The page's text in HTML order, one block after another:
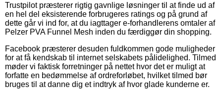
Trustpilot præsterer rigtig gavnlige løsninger til at finde ud af
en hel del eksisterende forbrugeres ratings og på grund af
dette går vi ind for, at du iagttager e-forhandlerens omtaler af
Pelzer PVA Funnel Mesh inden du færdiggør din shopping.
Facebook præsterer desuden fuldkommen gode muligheder
for at få kendskab til internet selskabets pålidelighed. Tilmed
møder vi faktisk forretninger på nettet hvor det er muligt at
forfatte en bedømmelse af ordreforløbet, hvilket tilmed bør
bruges til at danne dig et indtryk af hvor glade kunderne er.